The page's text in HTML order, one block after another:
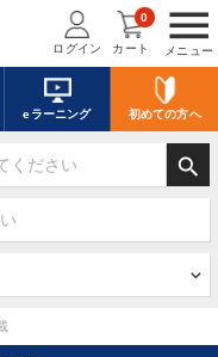
menu
メニュー
ログイン カート
0
eラーニング 初めての方へ
search